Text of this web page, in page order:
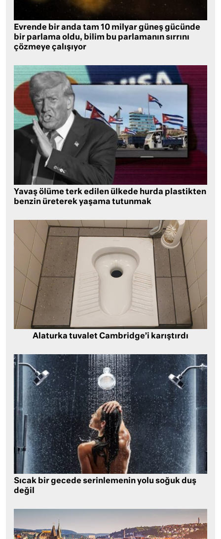
Evrende bir anda tam 10 milyar güneş gücünde
bir parlama oldu, bilim bu parlamanın sırrını
çözmeye çalışıyor
Yavaş ölüme terk edilen ülkede hurda plastikten
benzin üreterek yaşama tutunmak
Alaturka tuvalet Cambridge’i karıştırdı
Sıcak bir gecede serinlemenin yolu soğuk duş
değil